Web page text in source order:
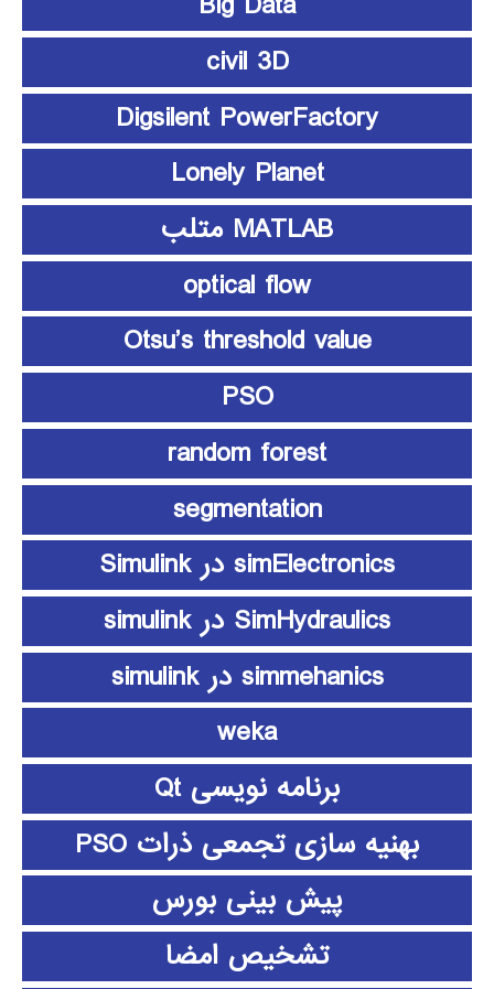
civil 3D
Digsilent PowerFactory
Lonely Planet
MATLAB متلب
optical flow
Otsu’s threshold value
PSO
random forest
segmentation
simElectronics در Simulink
SimHydraulics در simulink
simmehanics در simulink
weka
برنامه نویسی Qt
بهنیه سازی تجمعی ذرات PSO
پیش بینی بورس
تشخیص امضا